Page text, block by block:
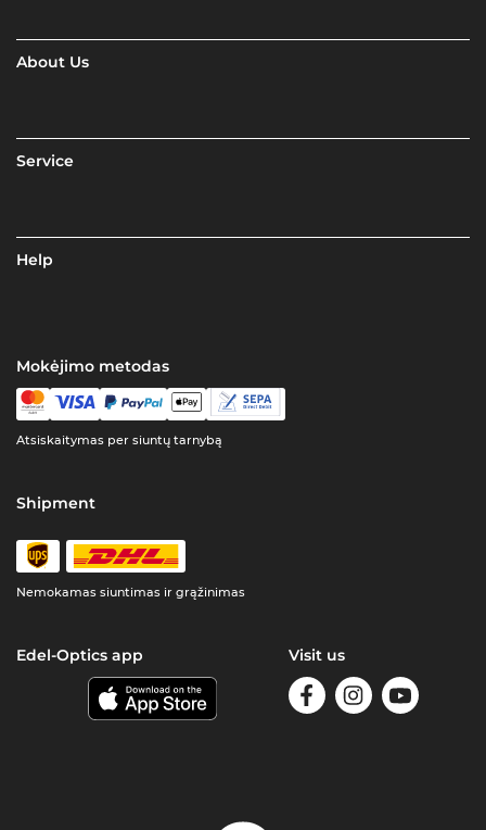
About Us
Service
Help
Mokėjimo metodas
Atsiskaitymas per siuntų tarnybą
Shipment
Nemokamas siuntimas ir grąžinimas
Edel-Optics app Visit us